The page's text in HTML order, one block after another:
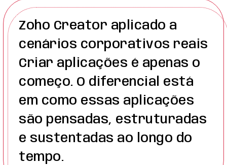
Zoho Creator aplicado a
cenários corporativos reais
Criar aplicações é apenas o
começo. O diferencial está
em como essas aplicações
são pensadas, estruturadas
e sustentadas ao longo do
tempo.